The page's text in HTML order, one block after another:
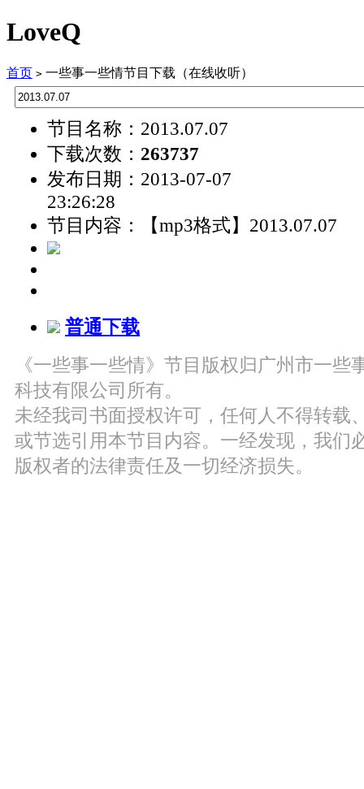
LoveQ
首页 > 一些事一些情节目下载（在线收听）
节目名称：2013.07.07
下载次数： 263737
发布日期：2013-07-07
23:26:28
节目内容：【mp3格式】2013.07.07
普通下载
《一些事一些情》节目版权归广州市一些
科技有限公司所有。
未经我司书面授权许可，任何人不得转载
或节选引用本节目内容。一经发现，我们
版权者的法律责任及一切经济损失。